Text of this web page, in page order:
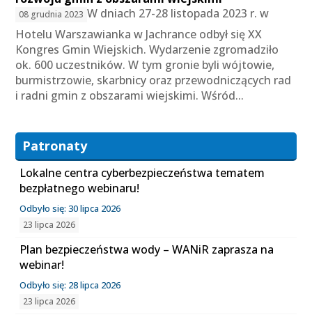
08 grudnia 2023 W dniach 27-28 listopada 2023 r. w
Hotelu Warszawianka w Jachrance odbył się XX
Kongres Gmin Wiejskich. Wydarzenie zgromadziło
ok. 600 uczestników. W tym gronie byli wójtowie,
burmistrzowie, skarbnicy oraz przewodniczących rad
i radni gmin z obszarami wiejskimi. Wśród...
Patronaty
Lokalne centra cyberbezpieczeństwa tematem
bezpłatnego webinaru!
Odbyło się: 30 lipca 2026
23 lipca 2026
Plan bezpieczeństwa wody – WANiR zaprasza na
webinar!
Odbyło się: 28 lipca 2026
23 lipca 2026